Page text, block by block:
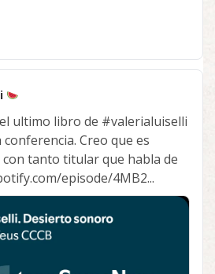
ultimo libro de #valerialuiselli
Creo que es
tanto titular que habla de
episode/4MB2...